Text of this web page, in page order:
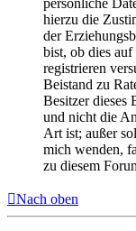
persönliche
hierzu die
der
bist, ob dies
registrieren
Beistand zu
Besitzer dieses
und nicht die
Art ist; außer
mich wenden,
zu diesem
Nach oben